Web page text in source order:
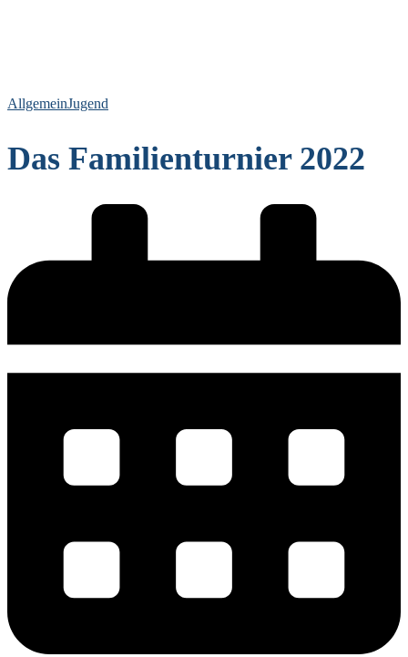
AllgemeinJugend
Das Familienturnier 2022